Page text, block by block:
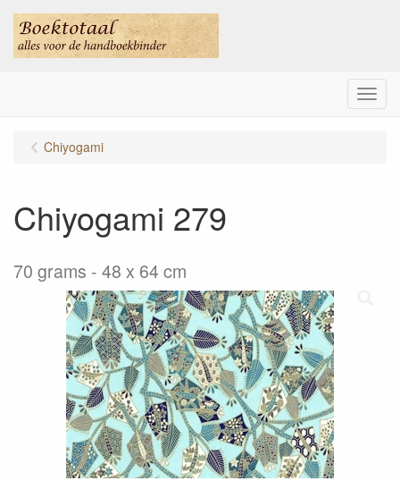
Menu
Chiyogami
Chiyogami 279
70 grams - 48 x 64 cm